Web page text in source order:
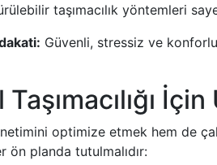
taşımacılık yöntemleri
Güvenli, stressiz ve
optimize etmek hem de
ön planda tutulmalıdır: